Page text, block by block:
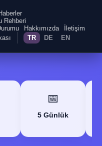
Rehberi
Hakkımızda
İletişim
TR DE EN
📅
5 Günlük